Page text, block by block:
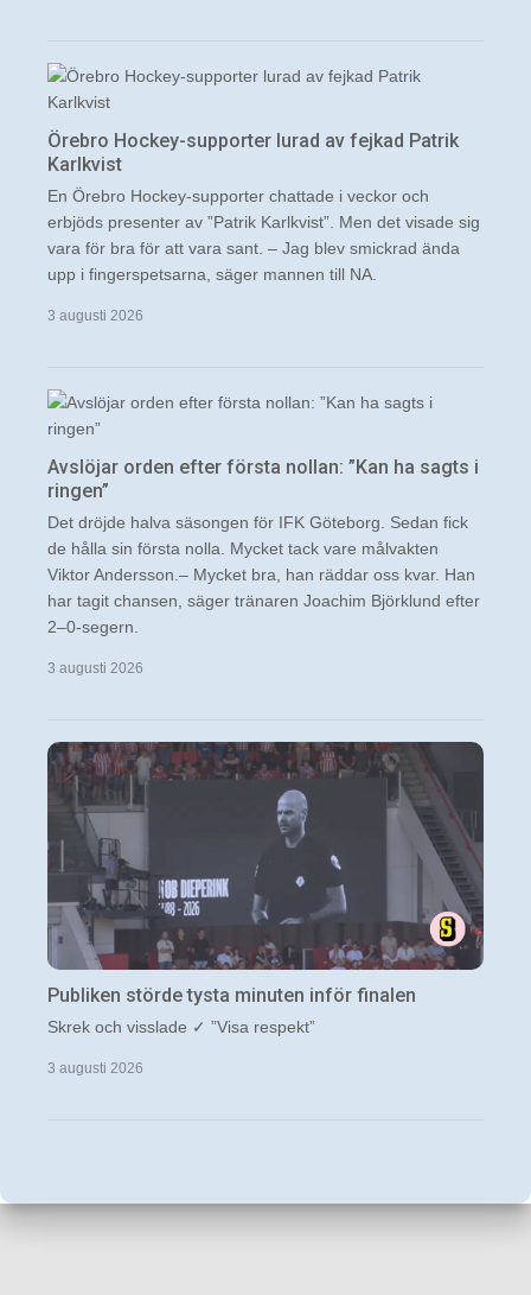
Örebro Hockey-supporter lurad av fejkad Patrik
Karlkvist
En Örebro Hockey-supporter chattade i veckor och
erbjöds presenter av ”Patrik Karlkvist”. Men det visade sig
vara för bra för att vara sant. – Jag blev smickrad ända
upp i fingerspetsarna, säger mannen till NA.
3 augusti 2026
Avslöjar orden efter första nollan: ”Kan ha sagts i
ringen”
Det dröjde halva säsongen för IFK Göteborg. Sedan fick
de hålla sin första nolla. Mycket tack vare målvakten
Viktor Andersson.– Mycket bra, han räddar oss kvar. Han
har tagit chansen, säger tränaren Joachim Björklund efter
2–0-segern.
3 augusti 2026
Publiken störde tysta minuten inför finalen
Skrek och visslade ✓ ”Visa respekt”
3 augusti 2026